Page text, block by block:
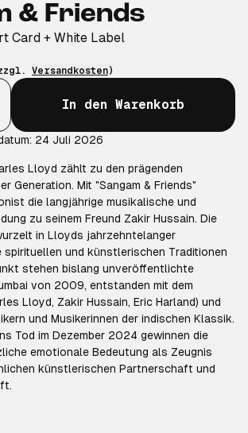
& Friends
Card + White Label
Versandkosten)
In den Warenkorb
24 Juli 2026
Lloyd zählt zu den prägenden
Generation. Mit "Sangam & Friends"
die langjährige musikalische und
zu seinem Freund Zakir Hussain. Die
in Lloyds jahrzehntelanger
spirituellen und künstlerischen Traditionen
stehen bislang unveröffentlichte
von 2009, entstanden mit dem
Lloyd, Zakir Hussain, Eric Harland) und
und Musikerinnen der indischen Klassik.
Tod im Dezember 2024 gewinnen die
emotionale Bedeutung als Zeugnis
künstlerischen Partnerschaft und